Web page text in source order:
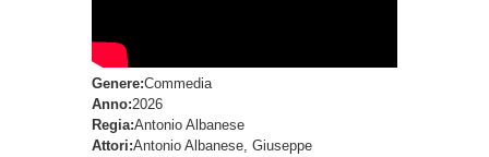
Genere:Commedia
Anno:2026
Regia:Antonio Albanese
Attori:Antonio Albanese, Giuseppe